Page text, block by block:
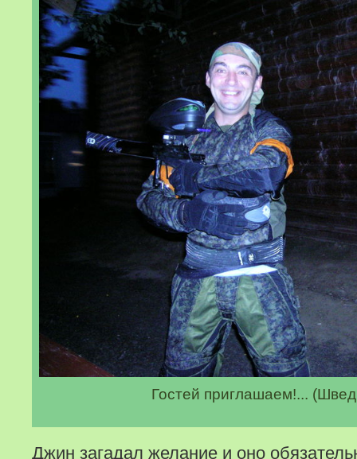
Гостей приглашаем!...
Джин загадал желание и оно